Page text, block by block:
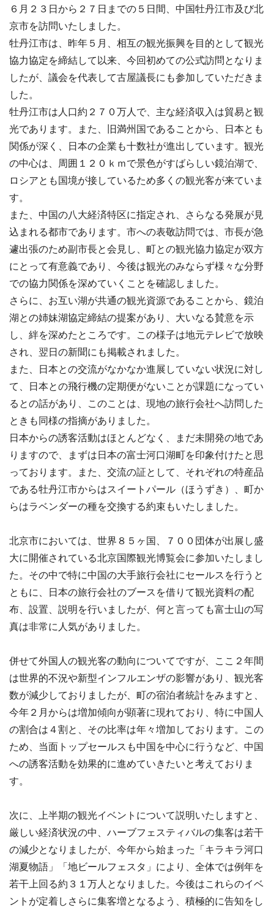
６月２３日から２７日までの５日間、中国牡丹江市及び北
京市を訪問いたしました。
牡丹江市は、昨年５月、相互の観光振興を目的として観光
協力協定を締結して以来、今回初めての公式訪問となりま
したが、議会を代表して古屋議長にも参加していただきま
した。
牡丹江市は人口約２７０万人で、主な経済収入は貿易と観
光であります。また、旧満州国であることから、日本とも
関係が深く、日本の企業も十数社が進出しています。観光
の中心は、周囲１２０ｋｍで景色がすばらしい鏡泊湖で、
ロシアとも国境が接しているため多くの観光客が来ていま
す。
また、中国の八大経済特区に指定され、さらなる発展が見
込まれる都市であります。市への表敬訪問では、市長が急
遽出張のため副市長と会見し、町との観光協力協定が双方
にとって有意義であり、今後は観光のみならず様々な分野
での協力関係を深めていくことを確認しました。
さらに、お互い湖が共通の観光資源であることから、鏡泊
湖との姉妹湖協定締結の提案があり、大いなる賛意を示
し、絆を深めたところです。この様子は地元テレビで放映
され、翌日の新聞にも掲載されました。
また、日本との交流がなかなか進展していない状況に対し
て、日本との飛行機の定期便がないことが課題になってい
るとの話があり、このことは、現地の旅行会社へ訪問した
ときも同様の指摘がありました。
日本からの誘客活動はほとんどなく、まだ未開発の地であ
りますので、まずは日本の富士河口湖町を印象付けたと思
っております。また、交流の証として、それぞれの特産品
である牡丹江市からはスイートパール（ほうずき）、町か
らはラベンダーの種を交換する約束もいたしました。
北京市においては、世界８５ヶ国、７００団体が出展し盛
大に開催されている北京国際観光博覧会に参加いたしまし
た。その中で特に中国の大手旅行会社にセールスを行うと
ともに、日本の旅行会社のブースを借りて観光資料の配
布、設置、説明を行いましたが、何と言っても富士山の写
真は非常に人気がありました。
併せて外国人の観光客の動向についてですが、ここ２年間
は世界的不況や新型インフルエンザの影響があり、観光客
数が減少しておりましたが、町の宿泊者統計をみますと、
今年２月からは増加傾向が顕著に現れており、特に中国人
の割合は４割と、その比率は年々増加しております。この
ため、当面トップセールスも中国を中心に行うなど、中国
への誘客活動を効果的に進めていきたいと考えておりま
す。
次に、上半期の観光イベントについて説明いたしますと、
厳しい経済状況の中、ハーブフェスティバルの集客は若干
の減少となりましたが、今年から始まった「キラキラ河口
湖夏物語」「地ビールフェスタ」により、全体では例年を
若干上回る約３１万人となりました。今後はこれらのイベ
ントが定着しさらに集客増となるよう、積極的に告知をし